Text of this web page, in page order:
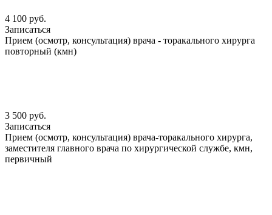
4 100 руб.
Записаться
Прием (осмотр, консультация) врача - торакального хирурга
повторный (кмн)
3 500 руб.
Записаться
Прием (осмотр, консультация) врача-торакального хирурга,
заместителя главного врача по хирургической службе, кмн,
первичный